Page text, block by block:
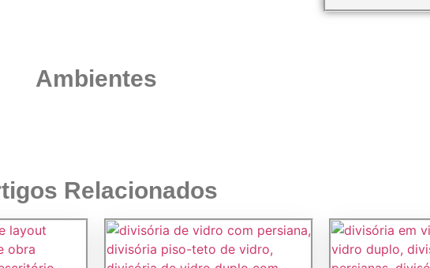
Ambientes
Relacionados